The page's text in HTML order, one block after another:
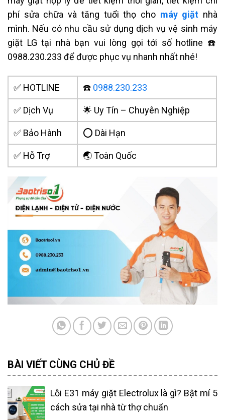
phí sửa chữa và tăng tuổi thọ cho máy giặt nhà
mình. Nếu có nhu cầu sử dụng dịch vụ vệ sinh máy
giặt LG tại nhà bạn vui lòng gọi tới số hotline ☎️
0988.230.233 để được phục vụ nhanh nhất nhé!
✅ HOTLINE ☎️ 0988.230.233
✅ Dịch Vụ 🌟 Uy Tín – Chuyên Nghiệp
✅ Bảo Hành ⭕ Dài Hạn
✅ Hỗ Trợ 🌏 Toàn Quốc
BÀI VIẾT CÙNG CHỦ ĐỀ
Lỗi E31 máy giặt Electrolux là gì? Bật mí 5
cách sửa tại nhà từ thợ chuẩn